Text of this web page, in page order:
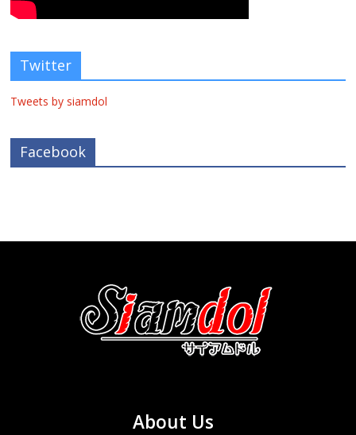
Twitter
Tweets by siamdol
Facebook
About Us